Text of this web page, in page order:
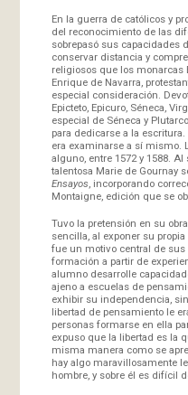
En la guerra de católicos y
del reconocimiento de las
sobrepasó sus capacidades
conservar distancia y
religiosos que los monarcas
Enrique de Navarra,
especial consideración.
Epicteto, Epicuro, Séneca,
especial de Séneca y
para dedicarse a la escritura.
era examinarse a sí mismo.
alguno, entre 1572 y 1588.
talentosa Marie de Gournay
Ensayos, incorporando
Montaigne, edición que se
Tuvo la pretensión en su
sencilla, al exponer su
fue un motivo central de sus
formación a partir de
alumno desarrolle
ajeno a escuelas de
exhibir su independencia,
libertad de pensamiento le
personas formarse en ella
expuso que la libertad es la
misma manera como se
hay algo maravillosamente
hombre, y sobre él es difícil